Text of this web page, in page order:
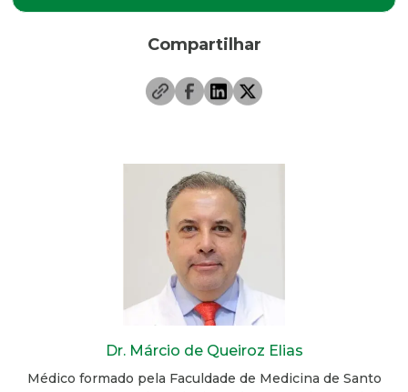
Compartilhar
Dr. Márcio de Queiroz Elias
Médico formado pela Faculdade de Medicina de Santo